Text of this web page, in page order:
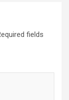
fields